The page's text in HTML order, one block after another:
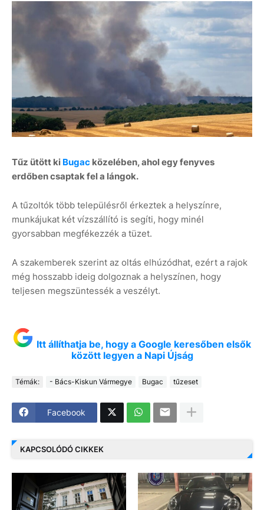
Tűz ütött ki Bugac közelében, ahol egy fenyves
erdőben csaptak fel a lángok.
A tűzoltók több településről érkeztek a helyszínre,
munkájukat két vízszállító is segíti, hogy minél
gyorsabban megfékezzék a tüzet.
A szakemberek szerint az oltás elhúzódhat, ezért a rajok
még hosszabb ideig dolgoznak a helyszínen, hogy
teljesen megszüntessék a veszélyt.
Itt állíthatja be, hogy a Google keresőben elsők
között legyen a Napi Újság
Témák: - Bács-Kiskun Vármegye Bugac tűzeset
Facebook
KAPCSOLÓDÓ CIKKEK